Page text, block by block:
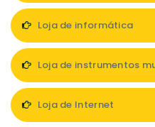
Loja de informática
Loja de instrumentos
Loja de Internet